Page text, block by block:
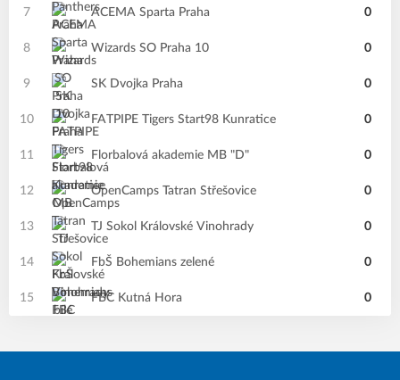
7 ACEMA Sparta Praha 0
8 Wizards SO Praha 10 0
9 SK Dvojka Praha 0
10 FATPIPE Tigers Start98 Kunratice 0
11 Florbalová akademie MB "D" 0
12 OpenCamps Tatran Střešovice 0
13 TJ Sokol Královské Vinohrady 0
14 FbŠ Bohemians zelené 0
15 FBC Kutná Hora 0